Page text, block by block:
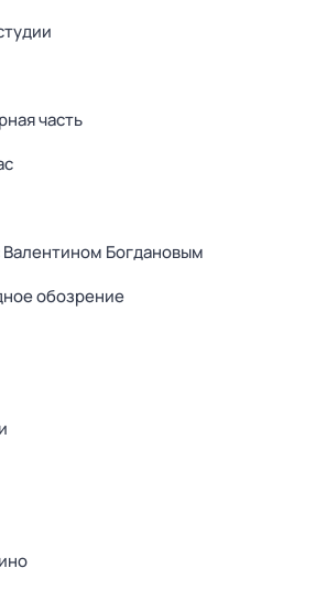
часть
Валентином Богдановым
обозрение